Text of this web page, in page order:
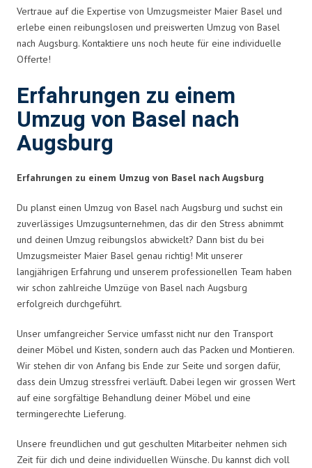
Vertraue auf die Expertise von Umzugsmeister Maier Basel und
erlebe einen reibungslosen und preiswerten Umzug von Basel
nach Augsburg. Kontaktiere uns noch heute für eine individuelle
Offerte!
Erfahrungen zu einem
Umzug von Basel nach
Augsburg
Erfahrungen zu einem Umzug von Basel nach Augsburg
Du planst einen Umzug von Basel nach Augsburg und suchst ein
zuverlässiges Umzugsunternehmen, das dir den Stress abnimmt
und deinen Umzug reibungslos abwickelt? Dann bist du bei
Umzugsmeister Maier Basel genau richtig! Mit unserer
langjährigen Erfahrung und unserem professionellen Team haben
wir schon zahlreiche Umzüge von Basel nach Augsburg
erfolgreich durchgeführt.
Unser umfangreicher Service umfasst nicht nur den Transport
deiner Möbel und Kisten, sondern auch das Packen und Montieren.
Wir stehen dir von Anfang bis Ende zur Seite und sorgen dafür,
dass dein Umzug stressfrei verläuft. Dabei legen wir grossen Wert
auf eine sorgfältige Behandlung deiner Möbel und eine
termingerechte Lieferung.
Unsere freundlichen und gut geschulten Mitarbeiter nehmen sich
Zeit für dich und deine individuellen Wünsche. Du kannst dich voll